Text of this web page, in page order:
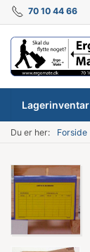
70 10 44 66
Lagerinventar
Du er her: Forside